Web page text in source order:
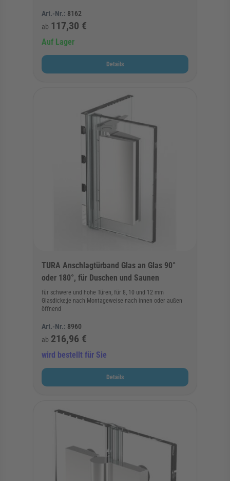
Art.-Nr.: 8162
ab 117,30 €
Auf Lager
Details
TURA Anschlagtürband Glas an Glas 90°
oder 180°, für Duschen und Saunen
für schwere und hohe Türen, für 8, 10 und 12 mm
Glasdicke;je nach Montageweise nach innen oder außen
öffnend
Art.-Nr.: 8960
ab 216,96 €
wird bestellt für Sie
Details